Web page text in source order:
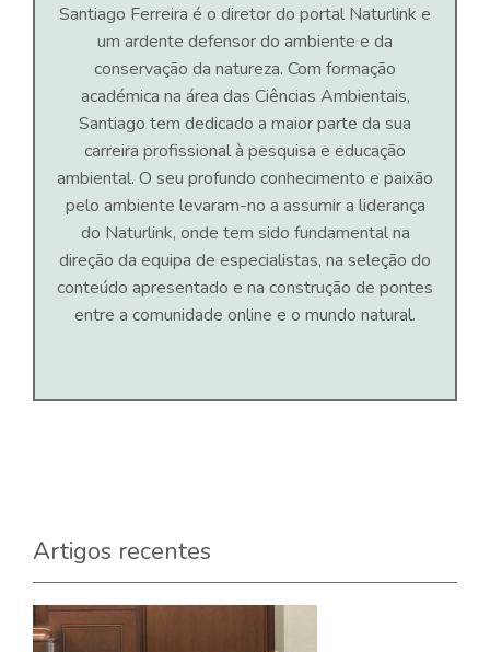
Santiago Ferreira é o diretor do portal Naturlink e
um ardente defensor do ambiente e da
conservação da natureza. Com formação
académica na área das Ciências Ambientais,
Santiago tem dedicado a maior parte da sua
carreira profissional à pesquisa e educação
ambiental. O seu profundo conhecimento e paixão
pelo ambiente levaram-no a assumir a liderança
do Naturlink, onde tem sido fundamental na
direção da equipa de especialistas, na seleção do
conteúdo apresentado e na construção de pontes
entre a comunidade online e o mundo natural.
Artigos recentes